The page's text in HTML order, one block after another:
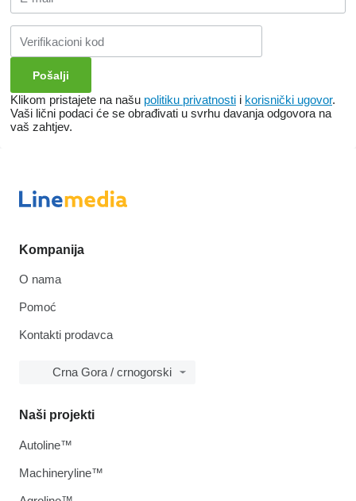
Klikom pristajete na našu politiku privatnosti i korisnički ugovor.
Vaši lični podaci će se obrađivati ​​u svrhu davanja odgovora na
vaš zahtjev.
Kompanija
O nama
Pomoć
Kontakti prodavca
Crna Gora / crnogorski
Naši projekti
Autoline™
Machineryline™